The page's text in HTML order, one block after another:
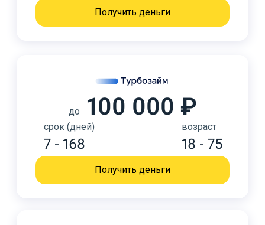
Получить деньги
до 100 000 ₽
срок (дней)
7 - 168
возраст
18 - 75
Получить деньги